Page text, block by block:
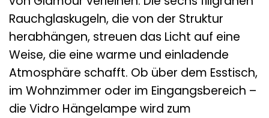
Rauchglaskugeln, die von der Struktur
herabhängen, streuen das Licht auf eine
Weise, die eine warme und einladende
Atmosphäre schafft. Ob über dem Esstisch,
im Wohnzimmer oder im Eingangsbereich –
die Vidro Hängelampe wird zum